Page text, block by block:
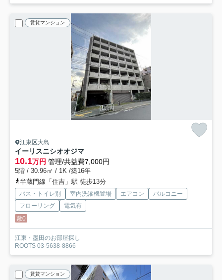
賃貸マンション
江東区大島
イーリスニシオオジマ
10.1万円 管理/共益費7,000円
5階 / 30.96㎡ / 1K /築16年
半蔵門線「住吉」駅 徒歩13分
バス・トイレ別 室内洗濯機置場 エアコン
バルコニー
フローリング
電気有
敷0
江東・墨田のお部屋探し
ROOTS 03-5638-8866
賃貸マンション